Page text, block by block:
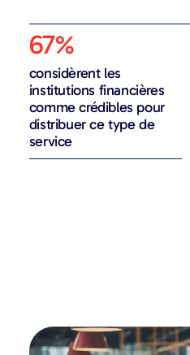
67%
considèrent les
institutions financières
comme crédibles pour
distribuer ce type de
service